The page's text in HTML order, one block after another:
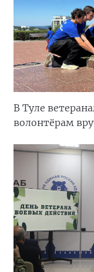
В Туле
волонтёрам